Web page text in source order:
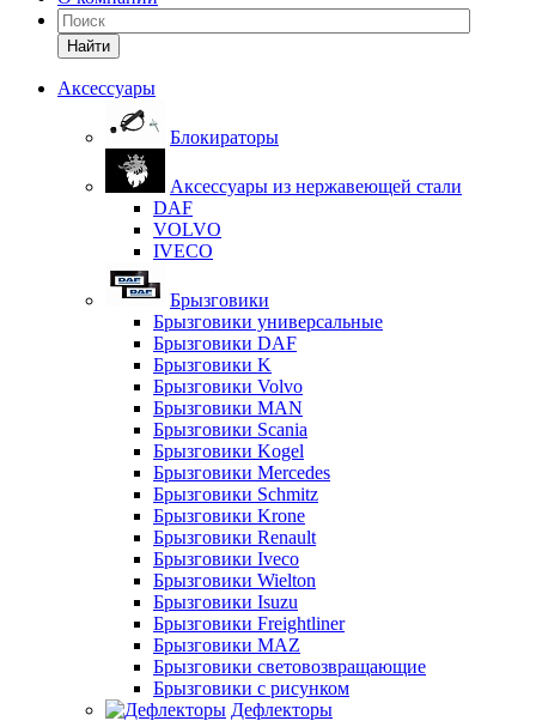
Найти
Аксессуары
Блокираторы
Аксессуары из нержавеющей стали
DAF
VOLVO
IVECO
Брызговики
Брызговики универсальные
Брызговики DAF
Брызговики K
Брызговики Volvo
Брызговики MAN
Брызговики Scania
Брызговики Kogel
Брызговики Mercedes
Брызговики Schmitz
Брызговики Krone
Брызговики Renault
Брызговики Iveco
Брызговики Wielton
Брызговики Isuzu
Брызговики Freightliner
Брызговики MAZ
Брызговики световозвращающие
Брызговики с рисунком
Дефлекторы